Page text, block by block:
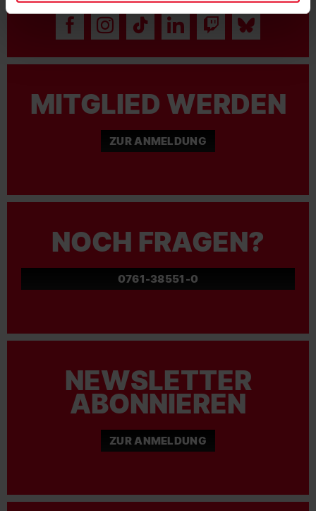
MITGLIED WERDEN
ZUR ANMELDUNG
NOCH FRAGEN?
0761-38551-0
NEWSLETTER
ABONNIEREN
ZUR ANMELDUNG